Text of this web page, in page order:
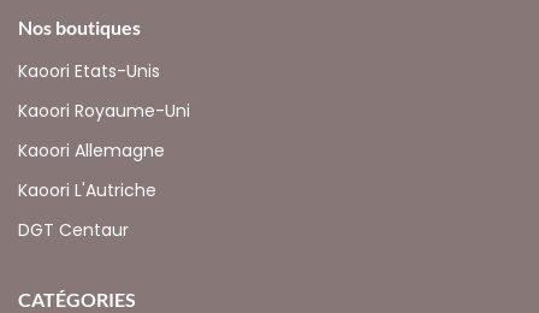
Nos boutiques
Kaoori Etats-Unis
Kaoori Royaume-Uni
Kaoori Allemagne
Kaoori L'Autriche
DGT Centaur
CATÉGORIES